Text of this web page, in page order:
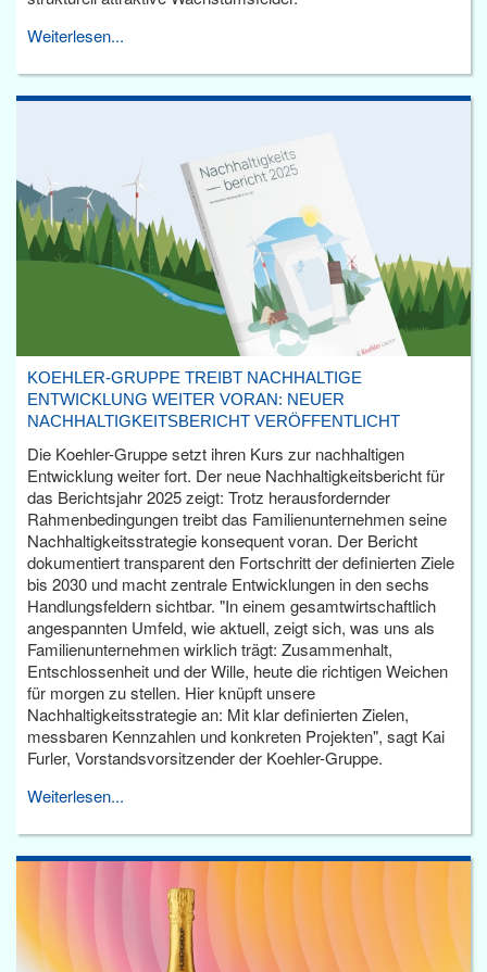
Weiterlesen...
KOEHLER-GRUPPE TREIBT NACHHALTIGE
ENTWICKLUNG WEITER VORAN: NEUER
NACHHALTIGKEITSBERICHT VERÖFFENTLICHT
Die Koehler-Gruppe setzt ihren Kurs zur nachhaltigen
Entwicklung weiter fort. Der neue Nachhaltigkeitsbericht für
das Berichtsjahr 2025 zeigt: Trotz herausfordernder
Rahmenbedingungen treibt das Familienunternehmen seine
Nachhaltigkeitsstrategie konsequent voran. Der Bericht
dokumentiert transparent den Fortschritt der definierten Ziele
bis 2030 und macht zentrale Entwicklungen in den sechs
Handlungsfeldern sichtbar. "In einem gesamtwirtschaftlich
angespannten Umfeld, wie aktuell, zeigt sich, was uns als
Familienunternehmen wirklich trägt: Zusammenhalt,
Entschlossenheit und der Wille, heute die richtigen Weichen
für morgen zu stellen. Hier knüpft unsere
Nachhaltigkeitsstrategie an: Mit klar definierten Zielen,
messbaren Kennzahlen und konkreten Projekten", sagt Kai
Furler, Vorstandsvorsitzender der Koehler-Gruppe.
Weiterlesen...